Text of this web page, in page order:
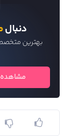
دنبال
بهترین